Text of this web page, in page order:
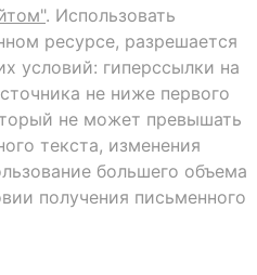
. Использовать
ресурсе, разрешается
условий: гиперссылки на
не ниже первого
не может превышать
текста, изменения
большего объема
получения письменного